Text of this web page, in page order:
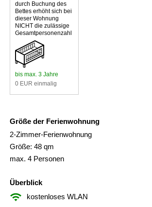
durch Buchung des
Bettes erhöht sich bei
dieser Wohnung
NICHT die zulässige
Gesamtpersonenzahl
bis max. 3 Jahre
0 EUR einmalig
Größe der Ferienwohnung
2-Zimmer-Ferienwohnung
Größe: 48 qm
max. 4 Personen
Überblick
kostenloses WLAN